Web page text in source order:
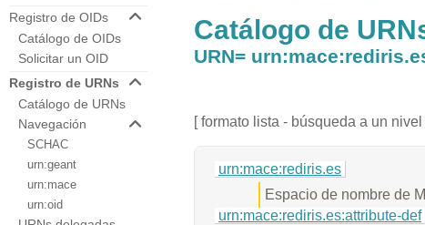
Registro de OIDs
Catálogo de OIDs
Solicitar un OID
Registro de URNs
Catálogo de URNs
Navegación
SCHAC
urn:geant
urn:mace
urn:oid
Catálogo de
URN=
[ formato lista - búsqueda a un nivel
urn:mace:rediris.es
Espacio de nombre de
urn:mace:rediris.es:attribute-def